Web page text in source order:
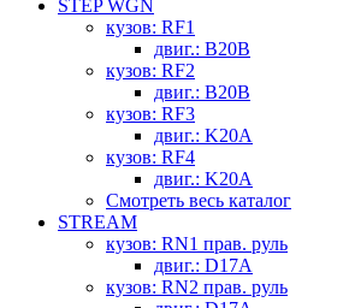
STEP WGN
кузов: RF1
двиг.: B20B
кузов: RF2
двиг.: B20B
кузов: RF3
двиг.: K20A
кузов: RF4
двиг.: K20A
Смотреть весь каталог
STREAM
кузов: RN1 прав. руль
двиг.: D17A
кузов: RN2 прав. руль